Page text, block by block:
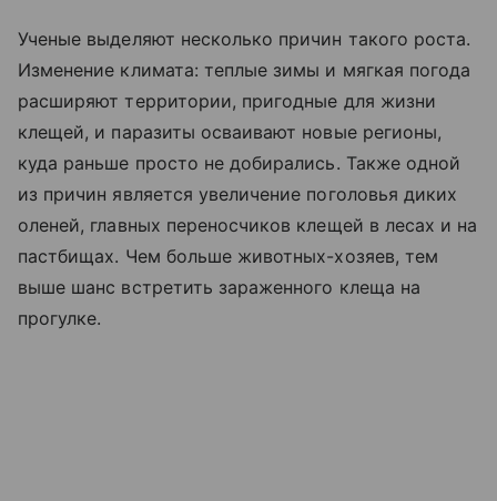
Ученые выделяют несколько причин такого роста.
Изменение климата: теплые зимы и мягкая погода
расширяют территории, пригодные для жизни
клещей, и паразиты осваивают новые регионы,
куда раньше просто не добирались. Также одной
из причин является увеличение поголовья диких
оленей, главных переносчиков клещей в лесах и на
пастбищах. Чем больше животных-хозяев, тем
выше шанс встретить зараженного клеща на
прогулке.